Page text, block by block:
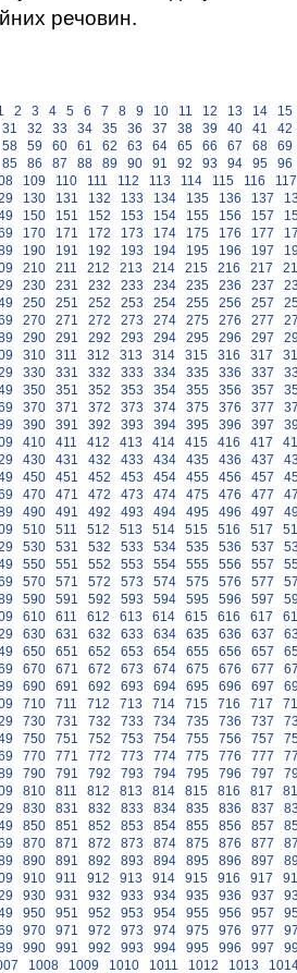
речовин.
2 3 4 5 6 7 8 9 10 11 12 13 14
15
31 32 33 34 35 36 37 38 39 40 41
42
58 59 60 61 62 63 64 65 66 67 68
69
85 86 87 88 89 90 91 92 93 94 95
96
109 110 111 112 113 114 115 116
117
130 131 132 133 134 135 136 137
150 151 152 153 154 155 156 157
170 171 172 173 174 175 176 177
190 191 192 193 194 195 196 197
210 211 212 213 214 215 216 217
230 231 232 233 234 235 236 237
250 251 252 253 254 255 256 257
270 271 272 273 274 275 276 277
290 291 292 293 294 295 296 297
310 311 312 313 314 315 316 317
330 331 332 333 334 335 336 337
350 351 352 353 354 355 356 357
370 371 372 373 374 375 376 377
390 391 392 393 394 395 396 397
410 411 412 413 414 415 416 417
430 431 432 433 434 435 436 437
450 451 452 453 454 455 456 457
470 471 472 473 474 475 476 477
490 491 492 493 494 495 496 497
510 511 512 513 514 515 516 517
530 531 532 533 534 535 536 537
550 551 552 553 554 555 556 557
570 571 572 573 574 575 576 577
590 591 592 593 594 595 596 597
610 611 612 613 614 615 616 617
630 631 632 633 634 635 636 637
650 651 652 653 654 655 656 657
670 671 672 673 674 675 676 677
690 691 692 693 694 695 696 697
710 711 712 713 714 715 716 717
730 731 732 733 734 735 736 737
750 751 752 753 754 755 756 757
770 771 772 773 774 775 776 777
790 791 792 793 794 795 796 797
810 811 812 813 814 815 816 817
830 831 832 833 834 835 836 837
850 851 852 853 854 855 856 857
870 871 872 873 874 875 876 877
890 891 892 893 894 895 896 897
910 911 912 913 914 915 916 917
930 931 932 933 934 935 936 937
950 951 952 953 954 955 956 957
970 971 972 973 974 975 976 977
990 991 992 993 994 995 996 997
1008 1009 1010 1011 1012 1013